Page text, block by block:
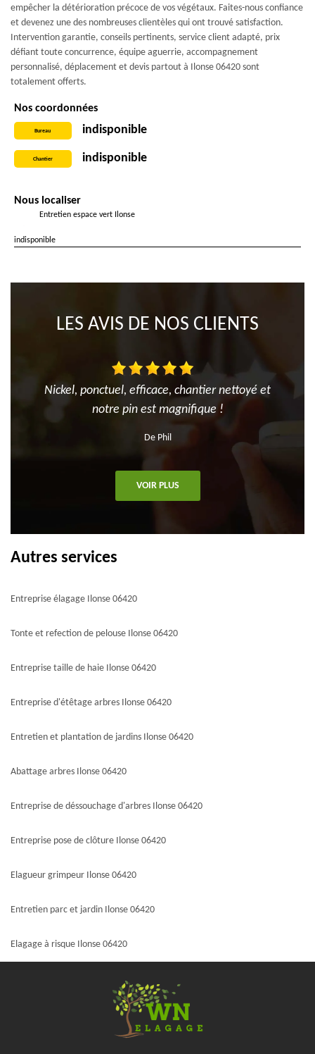
empêcher la détérioration précoce de vos végétaux. Faites-nous confiance
et devenez une des nombreuses clientèles qui ont trouvé satisfaction.
Intervention garantie, conseils pertinents, service client adapté, prix
défiant toute concurrence, équipe aguerrie, accompagnement
personnalisé, déplacement et devis partout à Ilonse 06420 sont
totalement offerts.
Nos coordonnées
Bureau indisponible
Chantier indisponible
Nous localiser
Entretien espace vert Ilonse
indisponible
LES AVIS DE NOS CLIENTS
Nickel, ponctuel, efficace, chantier nettoyé et
notre pin est magnifique !
De Phil
VOIR PLUS
Autres services
Entreprise élagage Ilonse 06420
Tonte et refection de pelouse Ilonse 06420
Entreprise taille de haie Ilonse 06420
Entreprise d'étêtage arbres Ilonse 06420
Entretien et plantation de jardins Ilonse 06420
Abattage arbres Ilonse 06420
Entreprise de déssouchage d'arbres Ilonse 06420
Entreprise pose de clôture Ilonse 06420
Elagueur grimpeur Ilonse 06420
Entretien parc et jardin Ilonse 06420
Elagage à risque Ilonse 06420